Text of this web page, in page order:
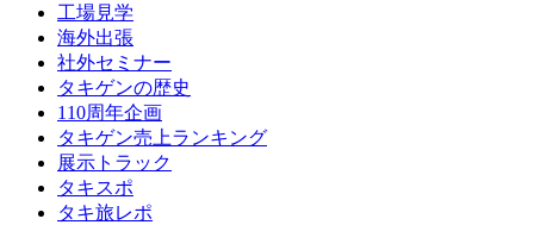
工場見学
海外出張
社外セミナー
タキゲンの歴史
110周年企画
タキゲン売上ランキング
展示トラック
タキスポ
タキ旅レポ